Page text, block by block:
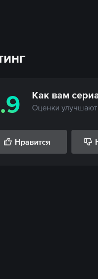
Как вам
Оценки
Нравится